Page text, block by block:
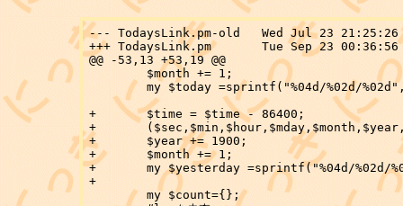
--- TodaysLink.pm-old	Wed Jul 23 21:25:26 2003
+++ TodaysLink.pm	Tue Sep 23 00:36:56 2003
@@ -53,13 +53,19 @@
+	$time = $time - 86400;
+	($sec,$min,$hour,$mday,$month,$year,$wday) = localtime($time);
+	$year += 1900;
+	$month += 1;
+	my $yesterday =sprintf("%04d/%02d/%02d",$year,$month,$mday);
+